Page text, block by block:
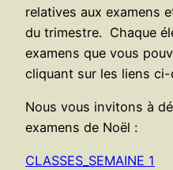
relatives aux examens
du trimestre. Chaque
examens que vous
cliquant sur les liens
Nous vous invitons à
examens de Noël :
CLASSES_SEMAINE 1